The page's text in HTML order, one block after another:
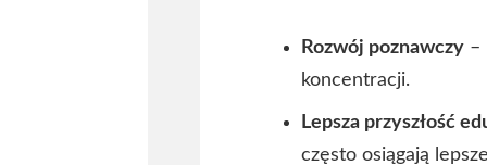
Rozwój poznawczy –
koncentracji.
Lepsza przyszłość
często osiągają